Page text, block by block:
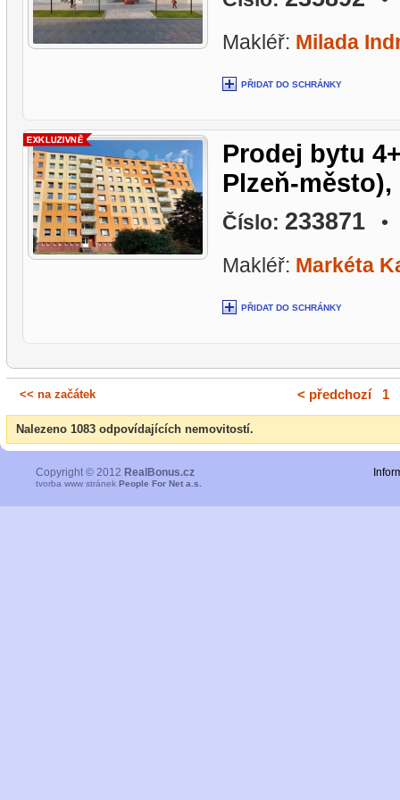
Makléř: Milada
PŘIDAT DO SCHRÁNKY
Prodej bytu
Plzeň-
Číslo: 233871 •
Makléř: Markéta
PŘIDAT DO SCHRÁNKY
<< na začátek < předchozí 1
Nalezeno 1083 odpovídajících nemovitostí.
Copyright © 2012 RealBonus.cz
tvorba www stránek People For Net a.s.